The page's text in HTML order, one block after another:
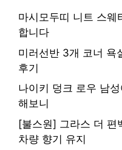
마시모두띠 니트 스웨
합니다
미러선반 3개 코너 욕
후기
나이키 덩크 로우 남
해보니
[불스원] 그라스 더 편
차량 향기 유지